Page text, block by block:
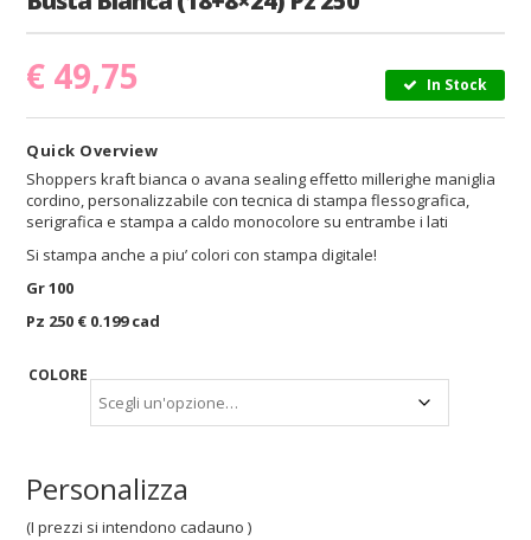
€ 49,75 In Stock
Quick Overview
Shoppers kraft bianca o avana sealing effetto millerighe maniglia
cordino, personalizzabile con tecnica di stampa flessografica,
serigrafica e stampa a caldo monocolore su entrambe i lati
Si stampa anche a piu’ colori con stampa digitale!
Gr 100
Pz 250 € 0.199 cad
COLORE
Personalizza
(I prezzi si intendono cadauno )